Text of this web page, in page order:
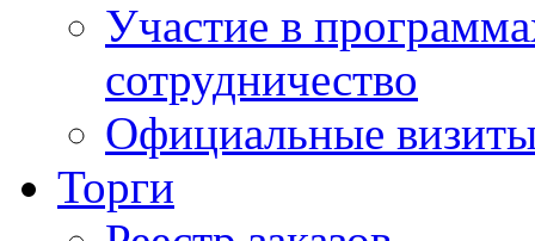
Участие в
сотрудничество
Официальные
Торги